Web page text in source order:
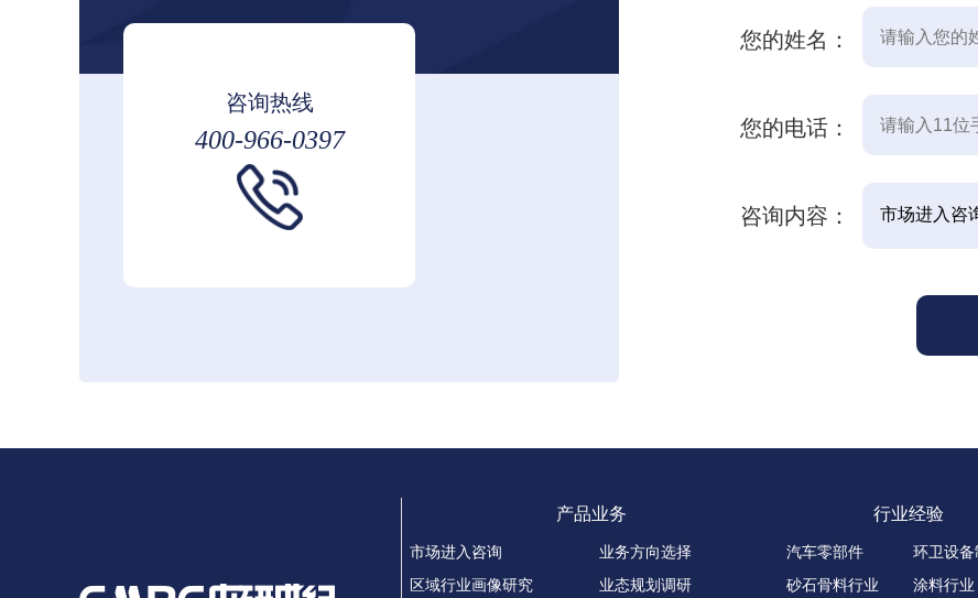
咨询热线
400-966-0397
您的姓名：
您的电话：
咨询内容：
产品业务
市场进入咨询
业务方向选择
区域行业画像研究
业态规划调研
行业经验
汽车零部件
环卫设备
砂石骨料行业
涂料行业